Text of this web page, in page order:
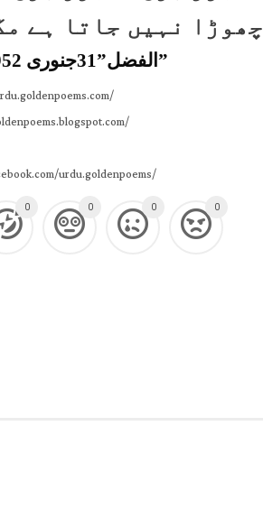
چھوڑا نہیں جاتا ہے
”الفضل”31جنوری 1952ء صفحہ2
urdu.goldenpoems/
0 0 0 0